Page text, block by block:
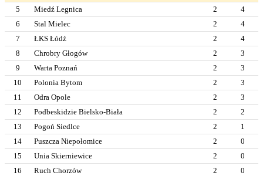
5
Miedź Legnica 2
4
6
Stal Mielec 2
4
7
ŁKS Łódź 2
4
8
Chrobry Głogów 2
3
9
Warta Poznań 2
3
10
Polonia Bytom 2
3
11
Odra Opole 2
3
12
Podbeskidzie Bielsko-Biała 2
2
13
Pogoń Siedlce 2
1
14
Puszcza Niepołomice 2
0
15
Unia Skierniewice 2
0
16
Ruch Chorzów 2
0